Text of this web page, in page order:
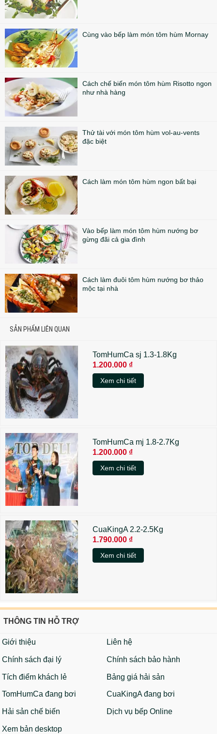
Cùng vào bếp làm món tôm hùm Mornay
Cách chế biến món tôm hùm Risotto ngon
như nhà hàng
Thử tài với món tôm hùm vol-au-vents
đặc biệt
Cách làm món tôm hùm ngon bất bại
Vào bếp làm món tôm hùm nướng bơ
gừng đãi cả gia đình
Cách làm đuôi tôm hùm nướng bơ thảo
mộc tại nhà
SẢN PHẨM LIÊN QUAN
TomHumCa sj 1.3-1.8Kg
1.200.000 ₫
Xem chi tiết
TomHumCa mj 1.8-2.7Kg
1.200.000 ₫
Xem chi tiết
CuaKingA 2.2-2.5Kg
1.790.000 ₫
Xem chi tiết
THÔNG TIN HỖ TRỢ
Giới thiệu Liên hệ
Chính sách đại lý Chính sách bảo hành
Tích điểm khách lẻ Bảng giá hải sản
TomHumCa đang bơi CuaKingA đang bơi
Hải sản chế biến Dịch vụ bếp Online
Xem bản desktop